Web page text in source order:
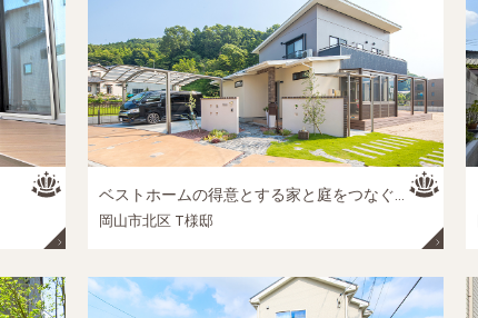
ベストホームの得意とする家と庭をつなぐリノベーション
岡山市北区 T様邸